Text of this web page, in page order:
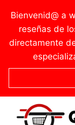
contenido
Bienvenid@ a
reseñas de
directamente